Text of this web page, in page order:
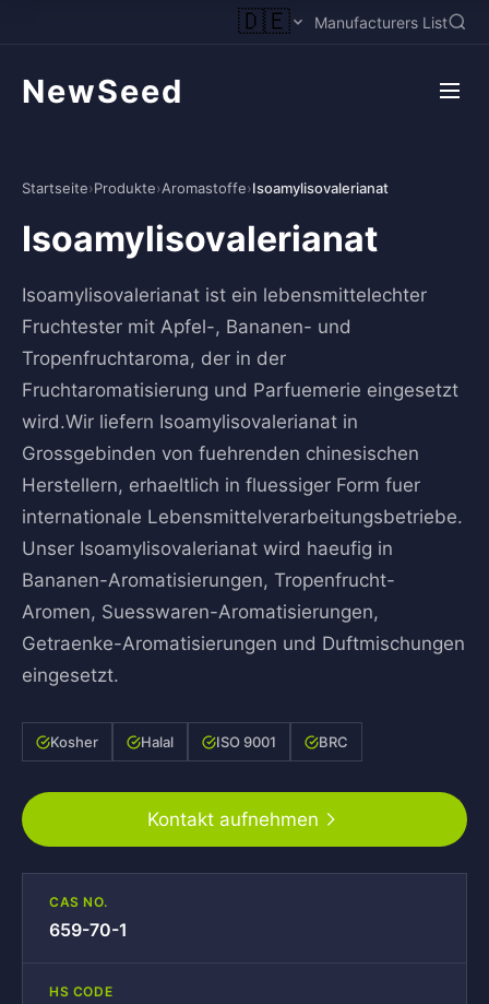
🇩🇪 Manufacturers List
NewSeed
Startseite›Produkte›Aromastoffe›Isoamylisovalerianat
Isoamylisovalerianat
Isoamylisovalerianat ist ein lebensmittelechter
Fruchtester mit Apfel-, Bananen- und
Tropenfruchtaroma, der in der
Fruchtaromatisierung und Parfuemerie eingesetzt
wird.Wir liefern Isoamylisovalerianat in
Grossgebinden von fuehrenden chinesischen
Herstellern, erhaeltlich in fluessiger Form fuer
internationale Lebensmittelverarbeitungsbetriebe.
Unser Isoamylisovalerianat wird haeufig in
Bananen-Aromatisierungen, Tropenfrucht-
Aromen, Suesswaren-Aromatisierungen,
Getraenke-Aromatisierungen und Duftmischungen
eingesetzt.
Kosher Halal ISO 9001 BRC
Kontakt aufnehmen
CAS NO.
659-70-1
HS CODE